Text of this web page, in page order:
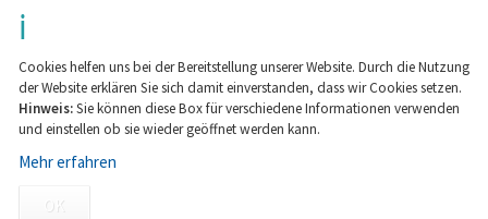
Cookies helfen uns bei der Bereitstellung unserer Website. Durch die Nutzung
der Website erklären Sie sich damit einverstanden, dass wir Cookies setzen.
Hinweis:Sie können diese Box für verschiedene Informationen verwenden
und einstellen ob sie wieder geöffnet werden kann.
Mehr erfahren
OK